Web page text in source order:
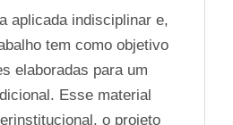
aplicada indisciplinar e,
tem como objetivo
elaboradas para um
Esse material